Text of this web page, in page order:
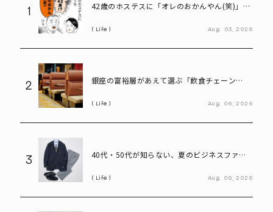
1
42歳のホステスに「オレのおかんやん(笑)」と
Life Aug. 03, 2026
2
銀座の富裕層があえて選ぶ「飲食チェーン
Life Aug. 06, 2026
3
40代・50代が知らない、夏のビジネスファッ
Life Aug. 06, 2026